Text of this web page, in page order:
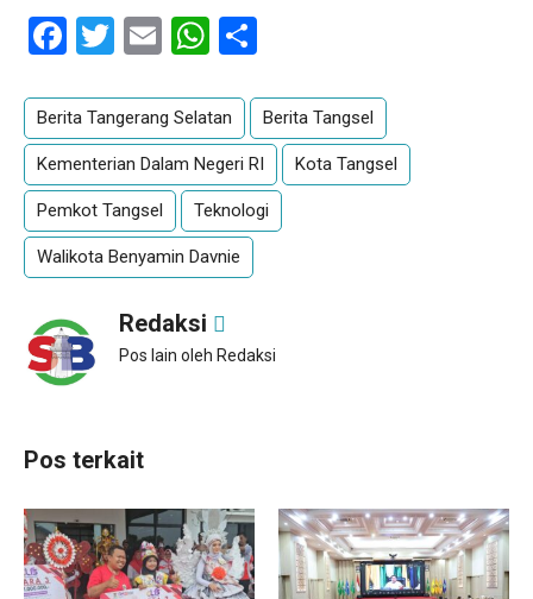
Facebook
Twitter
EmailWhatsApp
Berita Tangerang Selatan Berita Tangsel
Kementerian Dalam Negeri RI Kota Tangsel
Pemkot Tangsel Teknologi
Walikota Benyamin Davnie
Redaksi
Pos lain oleh Redaksi
Pos terkait